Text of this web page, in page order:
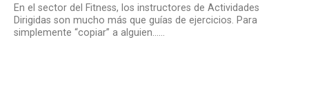
En el sector del Fitness, los instructores de Actividades
Dirigidas son mucho más que guías de ejercicios. Para
simplemente “copiar” a alguien…...